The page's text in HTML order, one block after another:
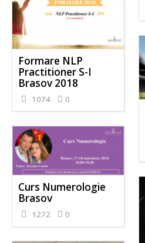
Formare NLP
Practitioner S-I
Brasov 2018
1074 0
Curs Numerologie
Brasov
1272 0